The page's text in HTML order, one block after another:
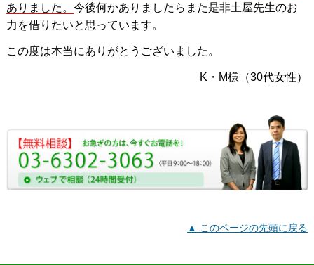
ありました。 今後何かありましたらまた是非土屋先生のお
力を借りたいと思っています。
この度は本当にありがとうございました。
K・M様（30代女性）
▲ このページの先頭に戻る